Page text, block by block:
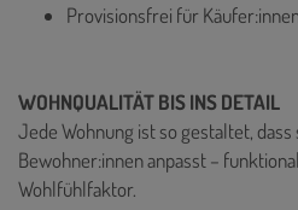
Provisionsfrei für
WOHNQUALITÄT BIS INS DETAIL
Jede Wohnung ist so gestaltet,
Bewohner:innen anpasst –
Wohlfühlfaktor.